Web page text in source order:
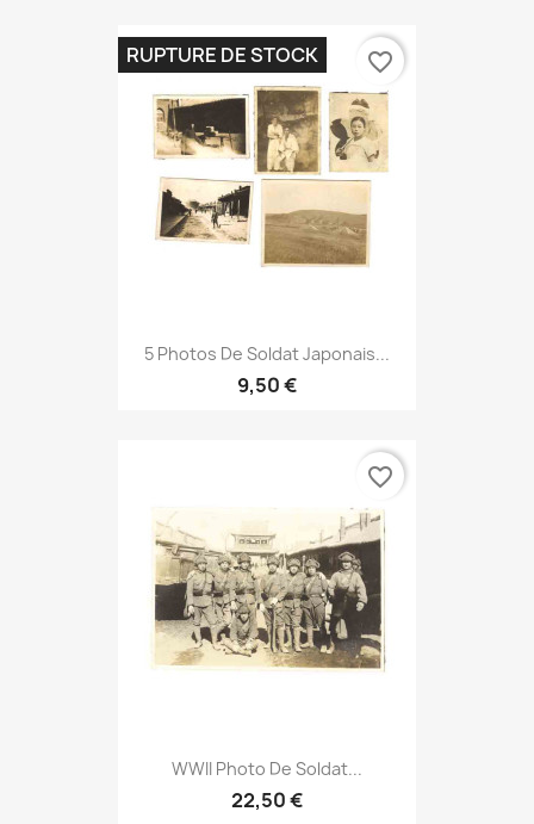
5 Photos De Soldat Japonais...
9,50 €
RUPTURE DE STOCK favorite_border
WWII Photo De Soldat...
22,50 €
favorite_border